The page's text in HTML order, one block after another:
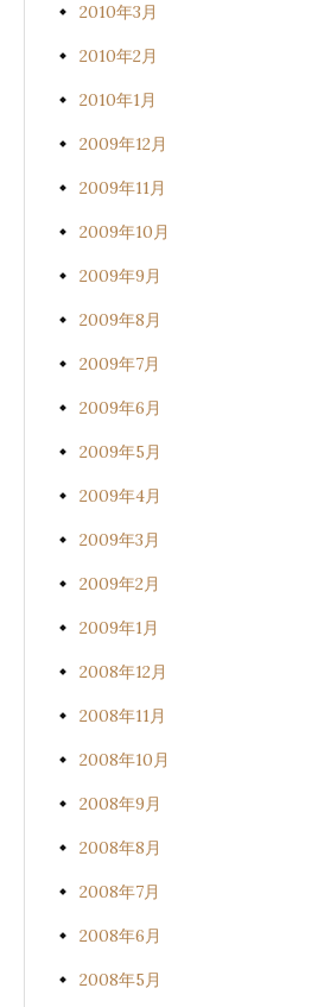
2010年3月
2010年2月
2010年1月
2009年12月
2009年11月
2009年10月
2009年9月
2009年8月
2009年7月
2009年6月
2009年5月
2009年4月
2009年3月
2009年2月
2009年1月
2008年12月
2008年11月
2008年10月
2008年9月
2008年8月
2008年7月
2008年6月
2008年5月